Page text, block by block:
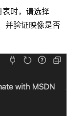
表时，请选择
并验证映像是否